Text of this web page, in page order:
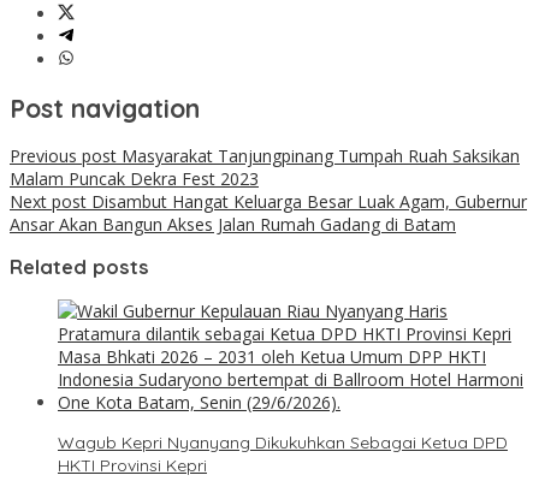
Post navigation
Previous post Masyarakat Tanjungpinang Tumpah Ruah Saksikan
Malam Puncak Dekra Fest 2023
Next post Disambut Hangat Keluarga Besar Luak Agam, Gubernur
Ansar Akan Bangun Akses Jalan Rumah Gadang di Batam
Related posts
Wagub Kepri Nyanyang Dikukuhkan Sebagai Ketua DPD
HKTI Provinsi Kepri